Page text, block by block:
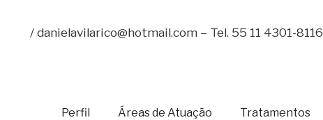
/ danielavilarico@hotmail.com – Tel. 55 11 4301-8116
Perfil Áreas de Atuação Tratamentos